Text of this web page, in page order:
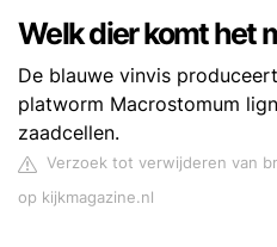
Welk dier komt het
De blauwe vinvis
platworm Macrostomum
zaadcellen.
Verzoek tot verwijderen van
op kijkmagazine.nl